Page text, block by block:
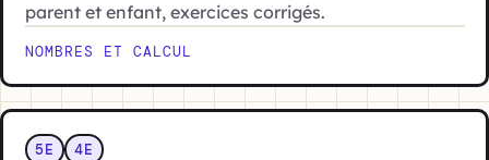
parent et enfant, exercices corrigés.
NOMBRES ET CALCUL
5E 4E